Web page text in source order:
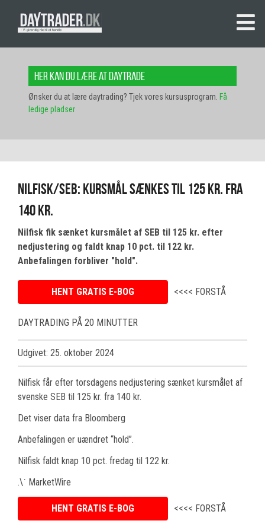
Her kan du lære at daytrade
Ønsker du at lære daytrading? Tjek vores kursusprogram. Få
ledige pladser
Nilfisk/SEB: Kursmål sænkes til 125 kr. fra
140 kr.
Nilfisk fik sænket kursmålet af SEB til 125 kr. efter
nedjustering og faldt knap 10 pct. til 122 kr.
Anbefalingen forbliver "hold".
HENT GRATIS E-BOG <<<< FORSTÅ
DAYTRADING PÅ 20 MINUTTER
Udgivet: 25. oktober 2024
Nilfisk får efter torsdagens nedjustering sænket kursmålet af
svenske SEB til 125 kr. fra 140 kr.
Det viser data fra Bloomberg
Anbefalingen er uændret “hold”.
Nilfisk faldt knap 10 pct. fredag til 122 kr.
.\˙ MarketWire
HENT GRATIS E-BOG <<<< FORSTÅ